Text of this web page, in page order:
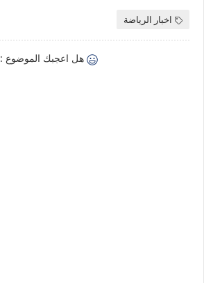
اخبار الرياضة
هل اعجبك الموضوع :